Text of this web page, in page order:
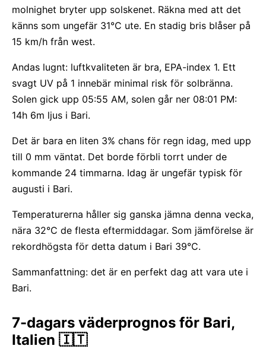
molnighet bryter upp solskenet. Räkna med att det
känns som ungefär 31°C ute. En stadig bris blåser på
15 km/h från west.
Andas lugnt: luftkvaliteten är bra, EPA-index 1. Ett
svagt UV på 1 innebär minimal risk för solbränna.
Solen gick upp 05:55 AM, solen går ner 08:01 PM:
14h 6m ljus i Bari.
Det är bara en liten 3% chans för regn idag, med upp
till 0 mm väntat. Det borde förbli torrt under de
kommande 24 timmarna. Idag är ungefär typisk för
augusti i Bari.
Temperaturerna håller sig ganska jämna denna vecka,
nära 32°C de flesta eftermiddagar. Som jämförelse är
rekordhögsta för detta datum i Bari 39°C.
Sammanfattning: det är en perfekt dag att vara ute i
Bari.
7-dagars väderprognos för Bari,
Italien 🇮🇹